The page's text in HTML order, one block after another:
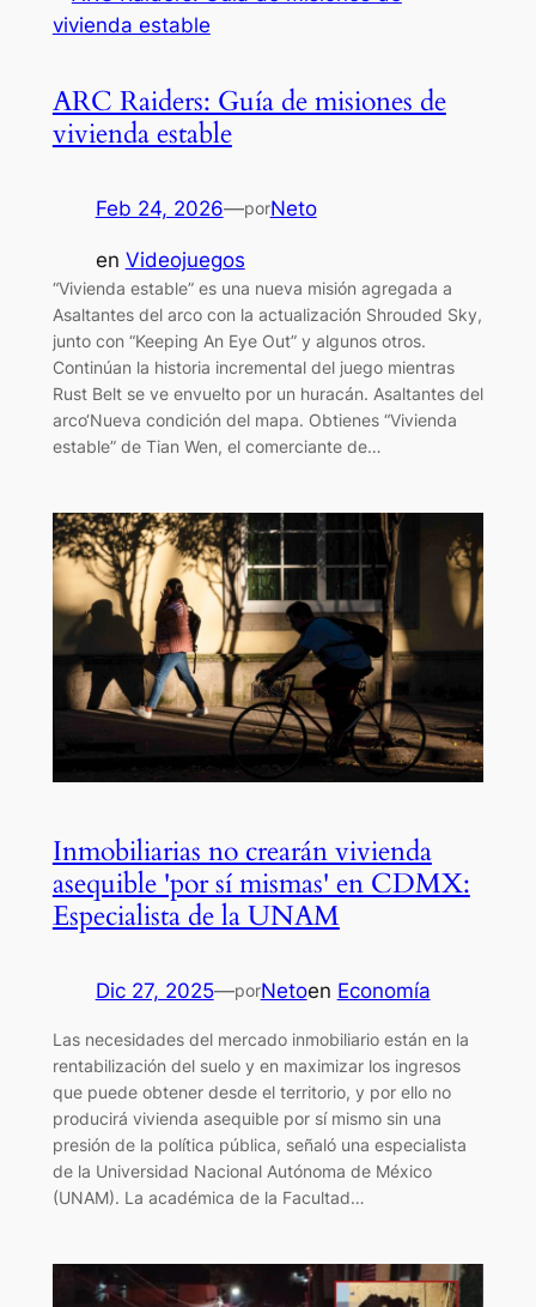
ARC Raiders: Guía de misiones de
vivienda estable
Feb 24, 2026—porNeto
en Videojuegos
“Vivienda estable” es una nueva misión agregada a
Asaltantes del arco con la actualización Shrouded Sky,
junto con “Keeping An Eye Out” y algunos otros.
Continúan la historia incremental del juego mientras
Rust Belt se ve envuelto por un huracán. Asaltantes del
arco‘Nueva condición del mapa. Obtienes “Vivienda
estable” de Tian Wen, el comerciante de…
Inmobiliarias no crearán vivienda
asequible 'por sí mismas' en CDMX:
Especialista de la UNAM
Dic 27, 2025—porNetoen Economía
Las necesidades del mercado inmobiliario están en la
rentabilización del suelo y en maximizar los ingresos
que puede obtener desde el territorio, y por ello no
producirá vivienda asequible por sí mismo sin una
presión de la política pública, señaló una especialista
de la Universidad Nacional Autónoma de México
(UNAM). La académica de la Facultad…